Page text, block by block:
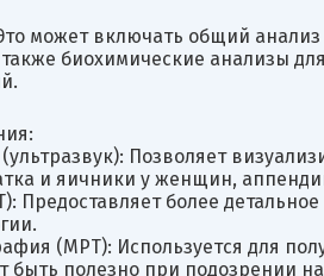
может включать общий
биохимические анализы
Позволяет
и яичники у женщин,
Предоставляет более
(МРТ): Используется для
быть полезно при подозрении